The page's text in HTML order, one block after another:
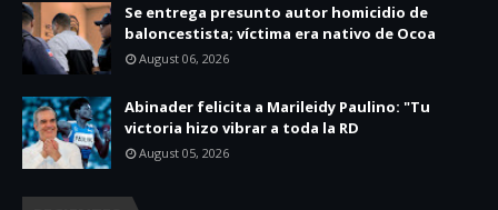
Se entrega presunto autor homicidio de
baloncestista; víctima era nativo de Ocoa
August 06, 2026
Abinader felicita a Marileidy Paulino: "Tu
victoria hizo vibrar a toda la RD
August 05, 2026